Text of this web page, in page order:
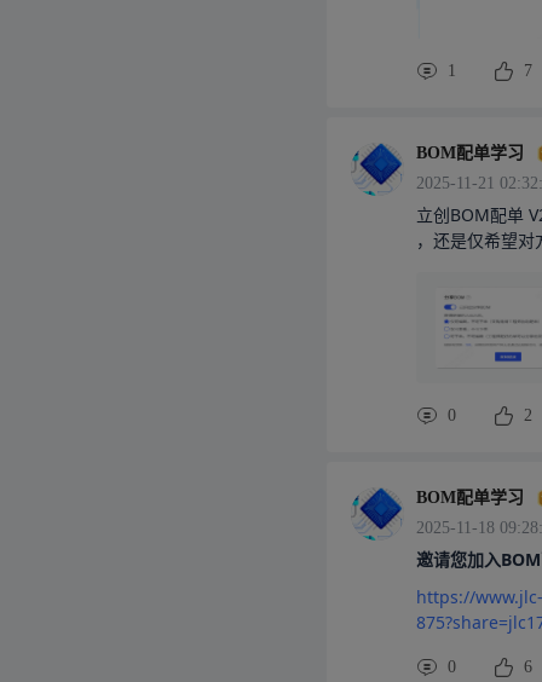
1 7
BOM配单学习
2025-11-21
立创BOM配单
，还是仅希望
的同时，守住
M，但对部分
化型号、替换
报、外部参考
接基于锁定版
。立即使用：
0 2
BOM配单学习
2025-11-18
邀请您加入
https://
0 6